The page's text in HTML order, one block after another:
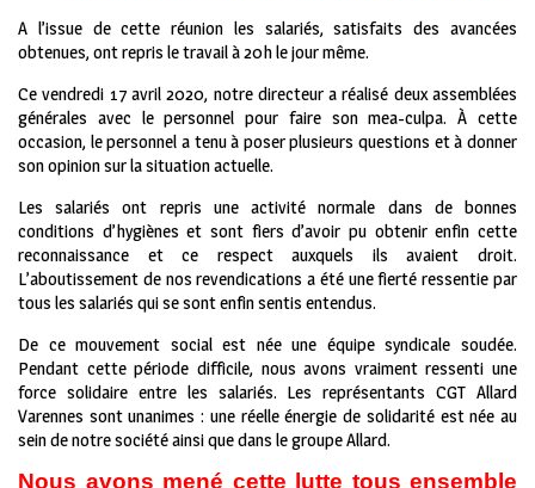
A l’issue de cette réunion les salariés, satisfaits des avancées
obtenues, ont repris le travail à 20h le jour même.
Ce vendredi 17 avril 2020, notre directeur a réalisé deux assemblées
générales avec le personnel pour faire son mea-culpa. À cette
occasion, le personnel a tenu à poser plusieurs questions et à donner
son opinion sur la situation actuelle.
Les salariés ont repris une activité normale dans de bonnes
conditions d’hygiènes et sont fiers d’avoir pu obtenir enfin cette
reconnaissance et ce respect auxquels ils avaient droit.
L’aboutissement de nos revendications a été une fierté ressentie par
tous les salariés qui se sont enfin sentis entendus.
De ce mouvement social est née une équipe syndicale soudée.
Pendant cette période difficile, nous avons vraiment ressenti une
force solidaire entre les salariés. Les représentants CGT Allard
Varennes sont unanimes : une réelle énergie de solidarité est née au
sein de notre société ainsi que dans le groupe Allard.
Nous avons mené cette lutte tous ensemble